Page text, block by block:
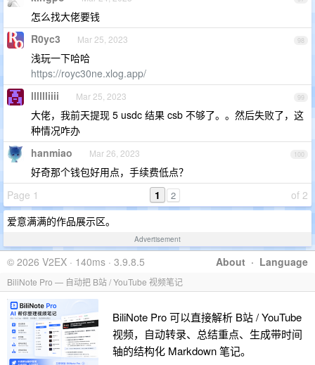
怎么找大佬要钱
98
R0yc3 Mar 25, 2023
浅玩一下哈哈
https://royc30ne.xlog.app/
99
lllllliiii Mar 25, 2023
大佬，我前天提现 5 usdc 结果 csb 不够了。。然后失败了，这
种情况咋办
100
hanmiao Mar 26, 2023
好奇那个钱包好用点，手续费低点？
Page 1
of 2
1 2
爱意满满的作品展示区。
Advertisement
About · Language
© 2026 V2EX · 140ms · 3.9.8.5
BiliNote Pro — 自动把 B站 / YouTube 视频笔记
BiliNote Pro 可以直接解析 B站 / YouTube
视频，自动转录、总结重点、生成带时间
轴的结构化 Markdown 笔记。